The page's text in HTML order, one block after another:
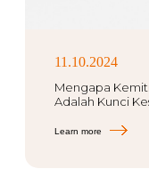
11.10.2024
Mengapa
Adalah Kunci
Learn more